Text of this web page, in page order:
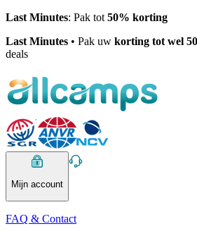
Last Minutes: Pak tot 50% korting
Last Minutes • Pak uw korting tot wel
deals
Mijn account
FAQ & Contact